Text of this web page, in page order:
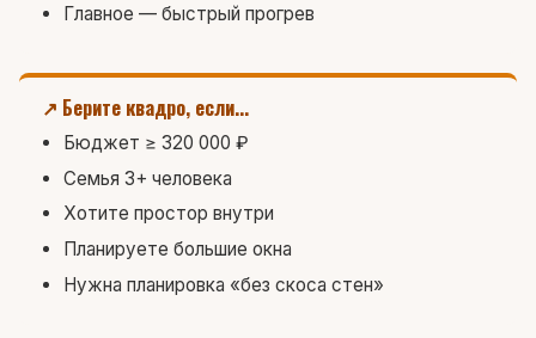
Главное — быстрый прогрев
↗ Берите квадро, если...
Бюджет ≥ 320 000 ₽
Семья 3+ человека
Хотите простор внутри
Планируете большие окна
Нужна планировка «без скоса стен»